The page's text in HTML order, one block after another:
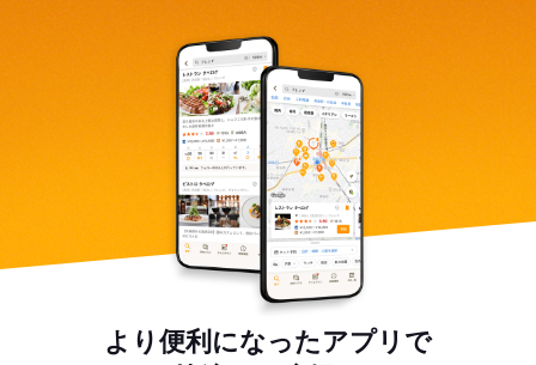
より便利になったアプリで